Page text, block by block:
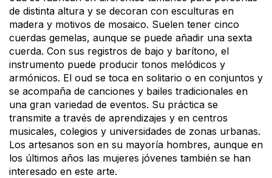
de distinta altura y se decoran con esculturas en
madera y motivos de mosaico. Suelen tener cinco
cuerdas gemelas, aunque se puede añadir una sexta
cuerda. Con sus registros de bajo y barítono, el
instrumento puede producir tonos melódicos y
armónicos. El oud se toca en solitario o en conjuntos y
se acompaña de canciones y bailes tradicionales en
una gran variedad de eventos. Su práctica se
transmite a través de aprendizajes y en centros
musicales, colegios y universidades de zonas urbanas.
Los artesanos son en su mayoría hombres, aunque en
los últimos años las mujeres jóvenes también se han
interesado en este arte.